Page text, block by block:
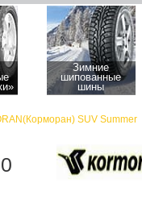
Зимние
шипованные
шины
SUV Summer